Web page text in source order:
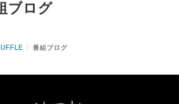
ブログ
〉 番組ブログ